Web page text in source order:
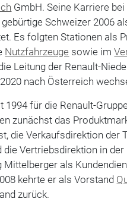
GmbH. Seine Karriere
Schweizer 2006
Es folgten Stationen als
Nutzfahrzeuge sowie im
Leitung der Renault-
nach Österreich
für die Renault-
zunächst das
die Verkaufsdirektion der
die Vertriebsdirektion in
Mittelberger als
kehrte er als Vorstand
zurück.